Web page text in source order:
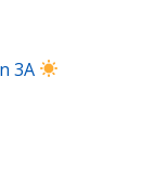
3A